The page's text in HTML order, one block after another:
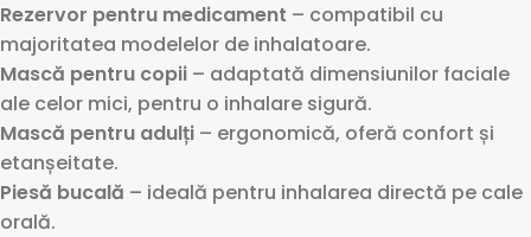
Rezervor pentru medicament – compatibil cu
majoritatea modelelor de inhalatoare.
Mască pentru copii – adaptată dimensiunilor faciale
ale celor mici, pentru o inhalare sigură.
Mască pentru adulți – ergonomică, oferă confort și
etanșeitate.
Piesă bucală – ideală pentru inhalarea directă pe cale
orală.